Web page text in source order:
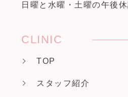
日曜と水曜・土曜の午後休
CLINIC
TOP
スタッフ紹介